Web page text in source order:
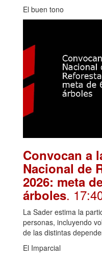
El buen tono
Convocan a
Nacional de
2026: meta
árboles.
La Sader estima la
personas, incluyendo
de las distintas
El Imparcial